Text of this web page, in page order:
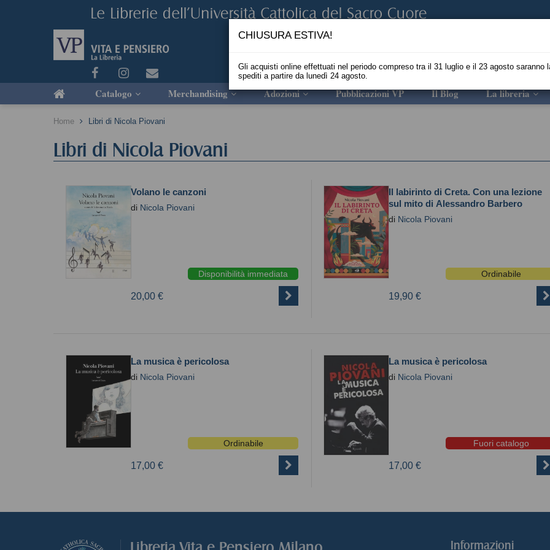
Catalogo Merchandising Adozioni Pubblicazioni VP Il Blog La libreria
Home Libri di Nicola Piovani
Libri di Nicola Piovani
Volano le canzoni
di Nicola Piovani
Disponibilità immediata
20,00 €
Il labirinto di Creta. Con una lezione
sul mito di Alessandro Barbero
di Nicola Piovani
Ordinabile
19,90 €
La musica è pericolosa
di Nicola Piovani
Ordinabile
17,00 €
La musica è pericolosa
di Nicola Piovani
Fuori catalogo
17,00 €
Informazioni
CHIUSURA ESTIVA!
Gli acquisti online effettuati nel periodo compreso tra il 31 luglio e il 23 agosto saranno
spediti a partire da lunedì 24 agosto.